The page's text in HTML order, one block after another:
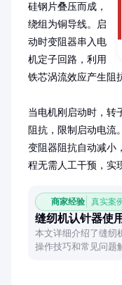
硅钢片叠压而成，
绕组为铜导线。启
动时变阻器串入电
机定子回路，利用
铁芯涡流效应产生阻
当电机刚启动时，转
阻抗，限制启动电流
变阻器阻抗自动减小
程无需人工干预，实
商家经验 真实案
缝纫机认针器使
本文详细介绍了缝纫
操作技巧和常见问题